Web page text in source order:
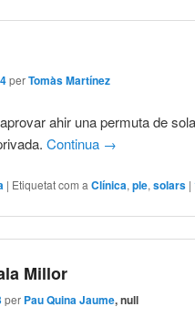
perTomàs Martínez
ahir una permuta de
Continua →
| Etiquetat com a Clínica,ple,solars |
Millor
per Pau Quina Jaume, null